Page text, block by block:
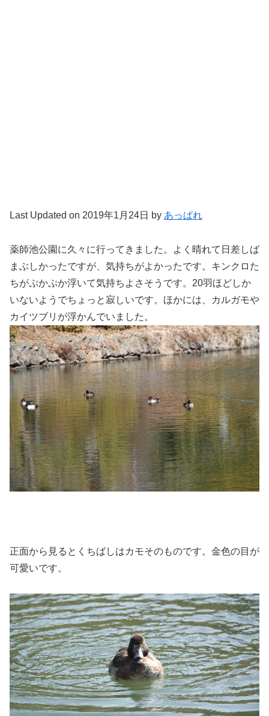
Last Updated on 2019年1月24日 by あっぱれ
薬師池公園に久々に行ってきました。よく晴れて日差しば
まぶしかったですが、気持ちがよかったです。キンクロた
ちがぷかぷか浮いて気持ちよさそうです。20羽ほどしか
いないようでちょっと寂しいです。ほかには、カルガモや
カイツブリが浮かんでいました。
正面から見るとくちばしはカモそのものです。金色の目が
可愛いです。